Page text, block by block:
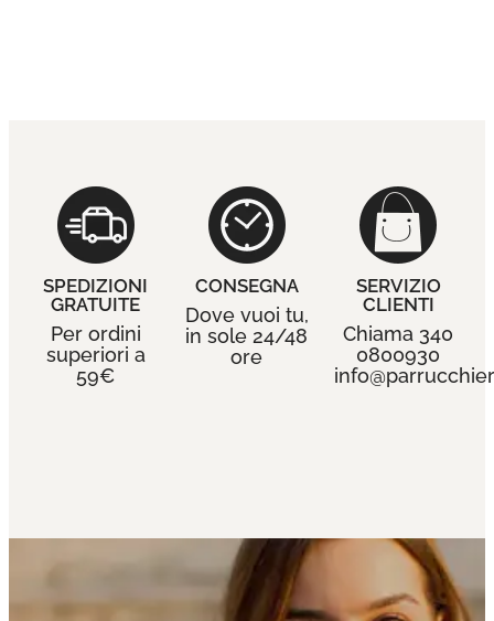
SPEDIZIONI
GRATUITE
Per ordini
superiori a
59€
CONSEGNA
Dove vuoi tu,
in sole 24/48
ore
SERVIZIO
CLIENTI
Chiama 340
0800930